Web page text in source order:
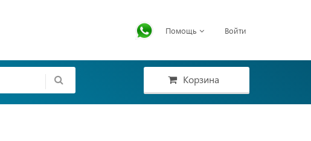
Помощь Войти
Корзина